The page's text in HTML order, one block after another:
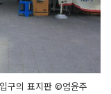
구의 표지판 ©엄윤주